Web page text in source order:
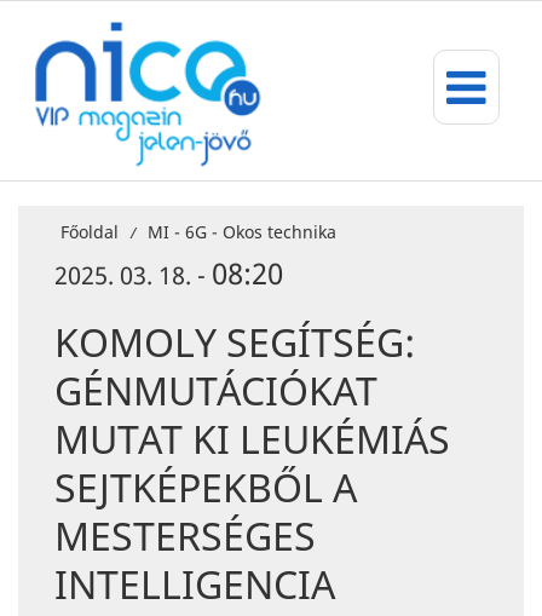
Főoldal / MI - 6G - Okos technika
2025. 03. 18. - 08:20
KOMOLY SEGÍTSÉG:
GÉNMUTÁCIÓKAT
MUTAT KI LEUKÉMIÁS
SEJTKÉPEKBŐL A
MESTERSÉGES
INTELLIGENCIA